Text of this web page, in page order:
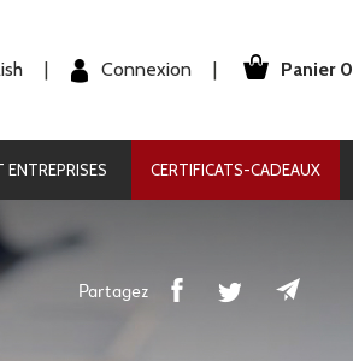
Panier 0
| Connexion |
ENTREPRISES CERTIFICATS-CADEAUX
Partagez